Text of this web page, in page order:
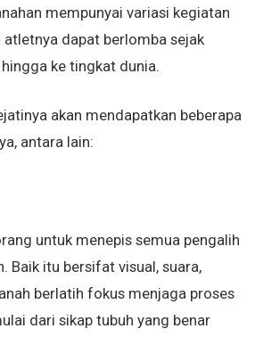
mempunyai variasi kegiatan
dapat berlomba sejak
ke tingkat dunia.
akan mendapatkan beberapa
antara lain:
untuk menepis semua pengalih
Baik itu bersifat visual, suara,
berlatih fokus menjaga proses
dari sikap tubuh yang benar